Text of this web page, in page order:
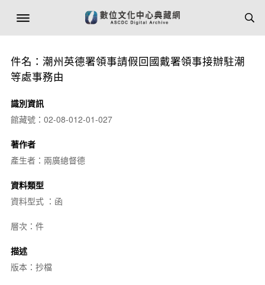
件名：潮州英德署領事請假回國戴署領事接辦駐潮
等處事務由
識別資訊
館藏號：02-08-012-01-027
著作者
產生者：兩廣總督德
資料類型
資料型式 ：函
層次：件
描述
版本：抄檔